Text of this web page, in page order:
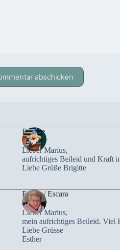
abschicken
Brigitte
Lieber Marius,
aufrichtiges Beileid und Kraft
Liebe Grüße Brigitte
Esther / Escara
Lieber Marius,
mein aufrichtiges Beileid. Viel
Liebe Grüsse
Esther